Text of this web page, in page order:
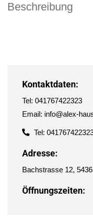
Beschreibung
Kontaktdaten:
Tel: 041767422323
Email: info@alex-
Tel:
Adresse:
Bachstrasse 12,
Öffnungszeiten: